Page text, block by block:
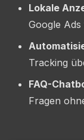
Lokale
Google
Tracking
FAQ-
Fragen